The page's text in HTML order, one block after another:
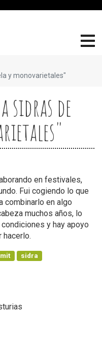
y monovarietales"
sidras de
en festivales,
Fui cogiendo lo que
combinarlo en algo
muchos años, lo
y hay apoyo
sidra